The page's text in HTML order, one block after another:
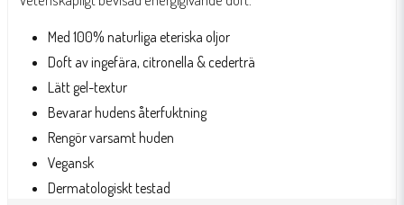
Med 100% naturliga eteriska oljor
Doft av ingefära, citronella & cederträ
Lätt gel-textur
Bevarar hudens återfuktning
Rengör varsamt huden
Vegansk
Dermatologiskt testad